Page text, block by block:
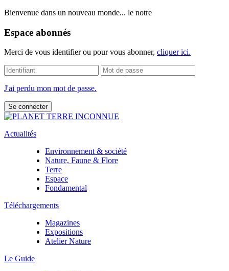
Bienvenue dans un nouveau monde... le notre
Espace abonnés
Merci de vous identifier ou pour vous abonner, cliquer ici.
J'ai perdu mon mot de passe.
Actualités
Environnement & société
Nature, Faune & Flore
Terre
Espace
Fondamental
Téléchargements
Magazines
Expositions
Atelier Nature
Le Guide